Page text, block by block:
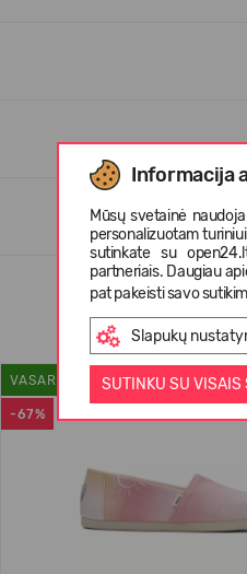
Informacija
Mūsų svetainė
personalizuotam
sutinkate su
partneriais. Daugiau
pat pakeisti savo
Slapukų
SUTINKU SU VISAIS
-67%
VASARAI